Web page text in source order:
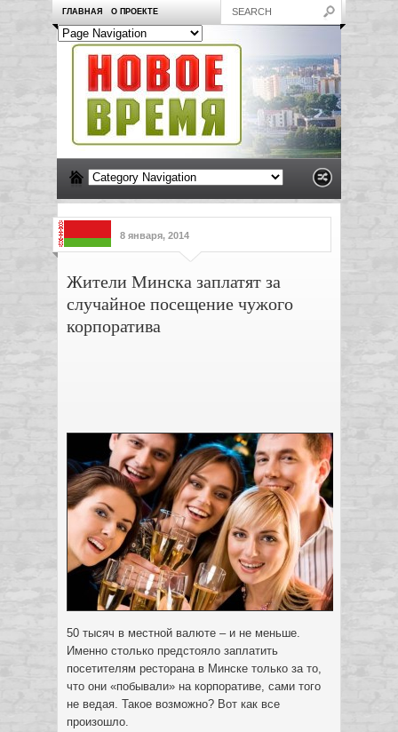
ГЛАВНАЯ О ПРОЕКТЕ
8 января, 2014
Жители Минска заплатят за
случайное посещение чужого
корпоратива
50 тысяч в местной валюте – и не меньше.
Именно столько предстояло заплатить
посетителям ресторана в Минске только за то,
что они «побывали» на корпоративе, сами того
не ведая. Такое возможно? Вот как все
произошло.